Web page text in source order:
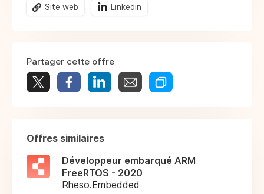
Site web Linkedin
Partager cette offre
Offres similaires
Développeur embarqué ARM
FreeRTOS - 2020
Rheso.Embedded